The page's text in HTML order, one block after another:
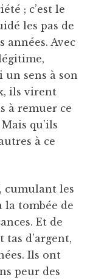
; c’est le
les pas de
années. Avec
sens à son
ils virent
à remuer ce
qu’ils
à ce
cumulant les
la tombée de
Et de
d’argent,
Ils ont
peur des